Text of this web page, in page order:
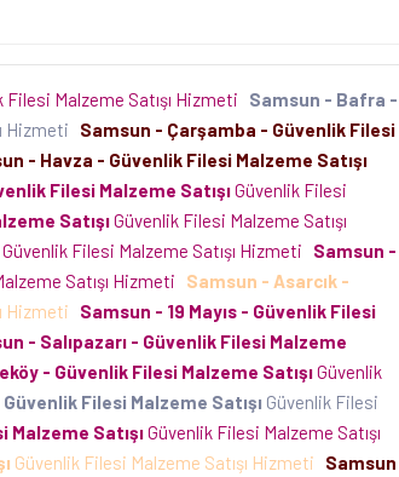
Filesi Malzeme Satışı Hizmeti
Samsun - Bafra -
Hizmeti
Samsun - Çarşamba - Güvenlik Filesi
- Havza - Güvenlik Filesi Malzeme Satışı
Filesi Malzeme SatışıGüvenlik Filesi
SatışıGüvenlik Filesi Malzeme Satışı
Güvenlik Filesi Malzeme Satışı Hizmeti
Samsun -
Satışı Hizmeti
Samsun - Asarcık -
Hizmeti
Samsun - 19 Mayıs - Güvenlik Filesi
- Salıpazarı - Güvenlik Filesi Malzeme
- Güvenlik Filesi Malzeme SatışıGüvenlik
Filesi Malzeme Satışı Güvenlik Filesi
SatışıGüvenlik Filesi Malzeme Satışı
Güvenlik Filesi Malzeme Satışı Hizmeti
Samsun